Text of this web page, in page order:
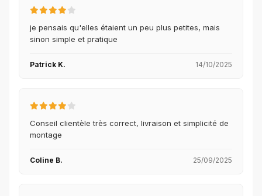
je pensais qu'elles étaient un peu plus petites, mais
sinon simple et pratique
Patrick K. 14/10/2025
Conseil clientèle très correct, livraison et simplicité de
montage
Coline B. 25/09/2025